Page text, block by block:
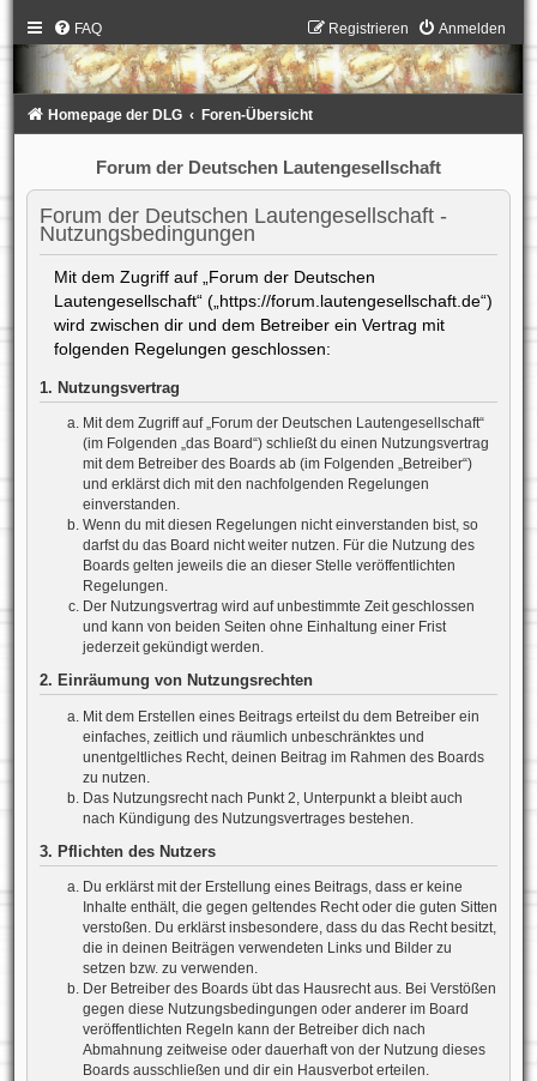
FAQ Anmelden
Registrieren
Homepage der DLG Foren-Übersicht
Forum der Deutschen Lautengesellschaft
Forum der Deutschen Lautengesellschaft -
Nutzungsbedingungen
Mit dem Zugriff auf „Forum der Deutschen
Lautengesellschaft“ („https://forum.lautengesellschaft.de“)
wird zwischen dir und dem Betreiber ein Vertrag mit
folgenden Regelungen geschlossen:
1. Nutzungsvertrag
Mit dem Zugriff auf „Forum der Deutschen Lautengesellschaft“
(im Folgenden „das Board“) schließt du einen Nutzungsvertrag
mit dem Betreiber des Boards ab (im Folgenden „Betreiber“)
und erklärst dich mit den nachfolgenden Regelungen
einverstanden.
Wenn du mit diesen Regelungen nicht einverstanden bist, so
darfst du das Board nicht weiter nutzen. Für die Nutzung des
Boards gelten jeweils die an dieser Stelle veröffentlichten
Regelungen.
Der Nutzungsvertrag wird auf unbestimmte Zeit geschlossen
und kann von beiden Seiten ohne Einhaltung einer Frist
jederzeit gekündigt werden.
2. Einräumung von Nutzungsrechten
Mit dem Erstellen eines Beitrags erteilst du dem Betreiber ein
einfaches, zeitlich und räumlich unbeschränktes und
unentgeltliches Recht, deinen Beitrag im Rahmen des Boards
zu nutzen.
Das Nutzungsrecht nach Punkt 2, Unterpunkt a bleibt auch
nach Kündigung des Nutzungsvertrages bestehen.
3. Pflichten des Nutzers
Du erklärst mit der Erstellung eines Beitrags, dass er keine
Inhalte enthält, die gegen geltendes Recht oder die guten Sitten
verstoßen. Du erklärst insbesondere, dass du das Recht besitzt,
die in deinen Beiträgen verwendeten Links und Bilder zu
setzen bzw. zu verwenden.
Der Betreiber des Boards übt das Hausrecht aus. Bei Verstößen
gegen diese Nutzungsbedingungen oder anderer im Board
veröffentlichten Regeln kann der Betreiber dich nach
Abmahnung zeitweise oder dauerhaft von der Nutzung dieses
Boards ausschließen und dir ein Hausverbot erteilen.